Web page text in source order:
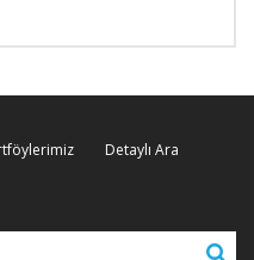
Detaylı Ara